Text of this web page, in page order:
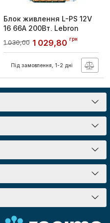
Блок живлення L-PS 12V
16 66A 200Вт, Lebron
Артикул:13-80-29
1 030,00 1 029,80 грн
Під замовлення, 1-2 дні